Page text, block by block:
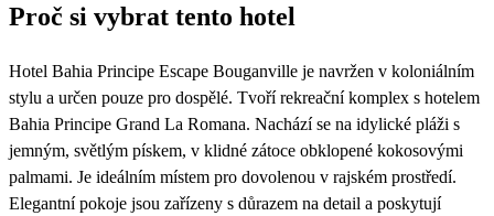
Proč si vybrat tento hotel
Hotel Bahia Principe Escape Bouganville je navržen v koloniálním
stylu a určen pouze pro dospělé. Tvoří rekreační komplex s hotelem
Bahia Principe Grand La Romana. Nachází se na idylické pláži s
jemným, světlým pískem, v klidné zátoce obklopené kokosovými
palmami. Je ideálním místem pro dovolenou v rajském prostředí.
Elegantní pokoje jsou zařízeny s důrazem na detail a poskytují